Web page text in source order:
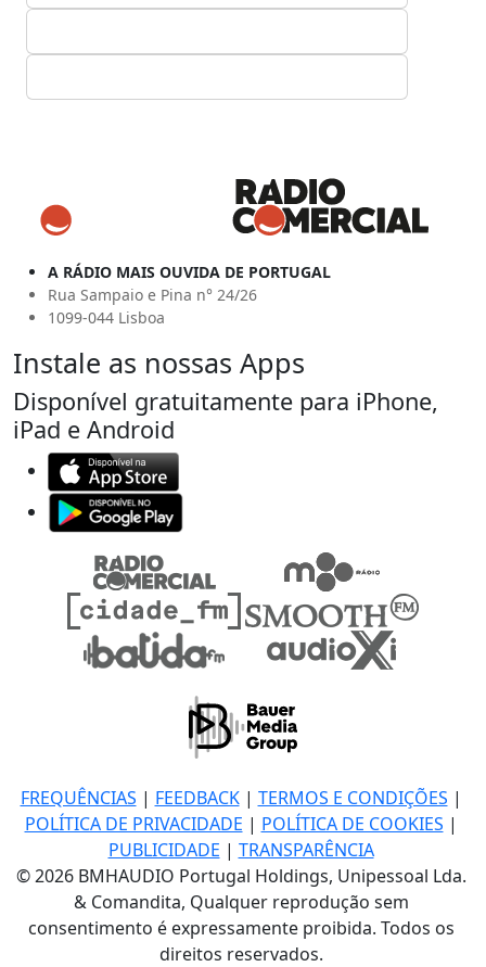
A RÁDIO MAIS OUVIDA DE PORTUGAL
Rua Sampaio e Pina n° 24/26
1099-044 Lisboa
Instale as nossas Apps
Disponível gratuitamente para iPhone,
iPad e Android
FREQUÊNCIAS | FEEDBACK| TERMOS E CONDIÇÕES |
POLÍTICA DE PRIVACIDADE | POLÍTICA DE COOKIES |
PUBLICIDADE | TRANSPARÊNCIA
© 2026 BMHAUDIO Portugal Holdings, Unipessoal Lda.
& Comandita, Qualquer reprodução sem
consentimento é expressamente proibida. Todos os
direitos reservados.